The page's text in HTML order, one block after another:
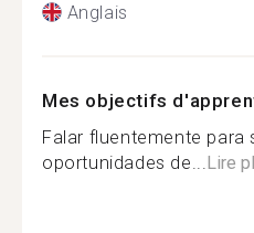
Anglais
Mes objectifs
Falar fluentemente para
oportunidades de... Lire